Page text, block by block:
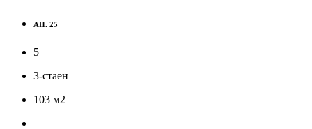
АП. 25
5
3-стаен
103 м2